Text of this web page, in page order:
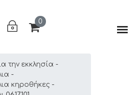
0
την εκκλησία
κηροθήκες